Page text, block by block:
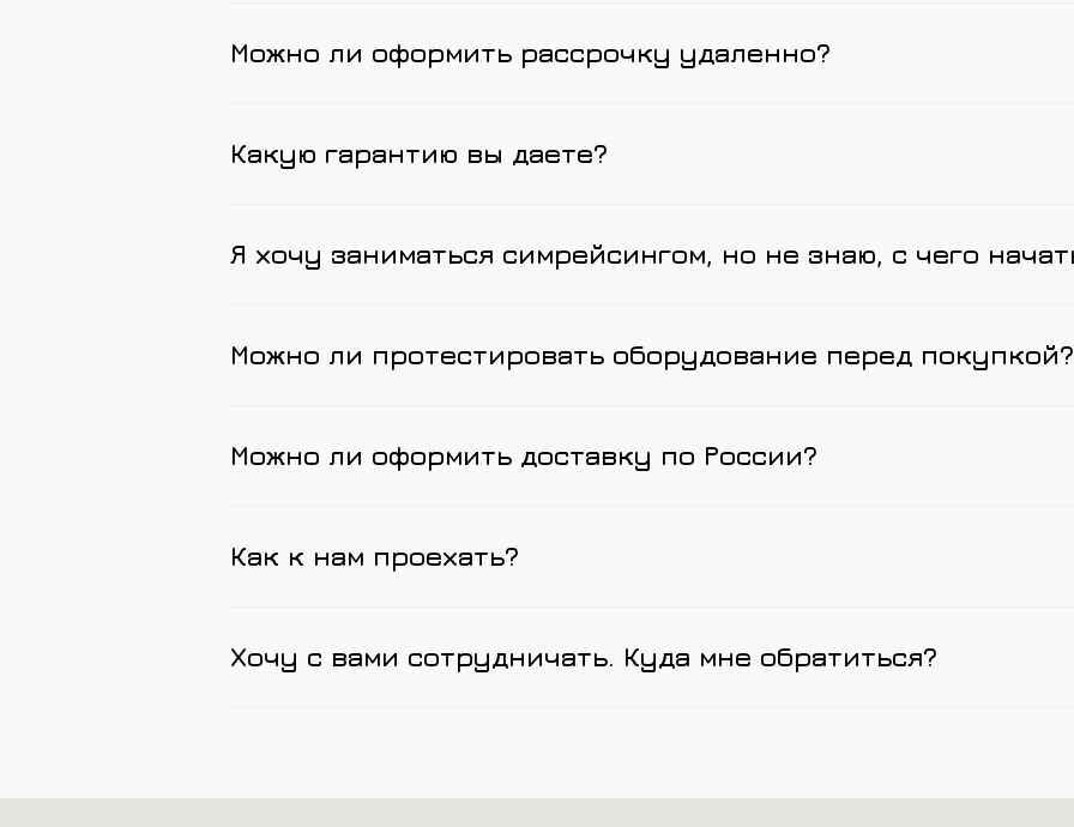
Можно ли оформить рассрочку удаленно?
Какую гарантию вы даете?
Я хочу заниматься симрейсингом, но не знаю, с чего
Можно ли протестировать оборудование перед покупкой?
Можно ли оформить доставку по России?
Как к нам проехать?
Хочу с вами сотрудничать. Куда мне обратиться?